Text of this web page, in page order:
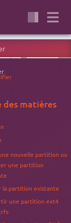
PARTITIONS
Btrfs
S
Au contraire
fichiersext2/3,
:
max.
petits fichiers
des matières
nouvelle partition ou
une partition
la partition existante
une partition ext4